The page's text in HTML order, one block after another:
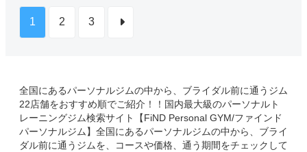
1 2 3
全国にあるパーソナルジムの中から、ブライダル前に通うジム
22店舗をおすすめ順でご紹介！！国内最大級のパーソナルト
レーニングジム検索サイト【FiND Personal GYM/ファインド
パーソナルジム】全国にあるパーソナルジムの中から、ブライ
ダル前に通うジムを、コースや価格、通う期間をチェックして